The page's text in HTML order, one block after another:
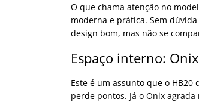
O que chama atenção no
moderna e prática. Sem
design bom, mas não se
Espaço interno:
Este é um assunto que o
perde pontos. Já o Onix